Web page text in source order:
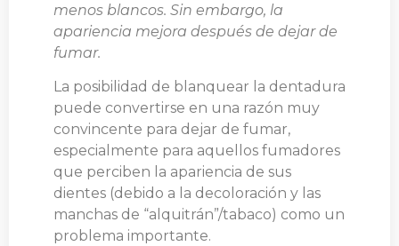
menos blancos. Sin embargo, la
apariencia mejora después de dejar de
fumar.
La posibilidad de blanquear la dentadura
puede convertirse en una razón muy
convincente para dejar de fumar,
especialmente para aquellos fumadores
que perciben la apariencia de sus
dientes (debido a la decoloración y las
manchas de “alquitrán”/tabaco) como un
problema importante.